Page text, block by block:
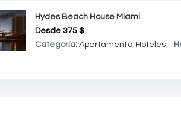
Hydes Beach House Miami
Desde 375 $
Categoría: Apartamento, Hoteles,